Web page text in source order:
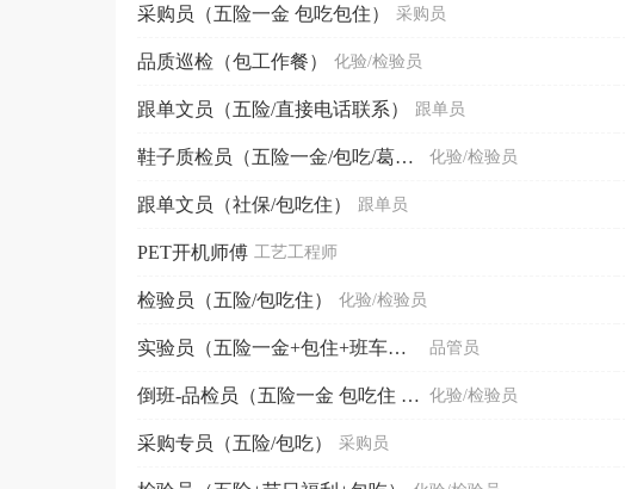
采购员（五险一金 包吃包住） 采购员
品质巡检（包工作餐） 化验/检验员
跟单文员（五险/直接电话联系） 跟单员
鞋子质检员（五险一金/包吃/葛店） 化验/检验员
跟单文员（社保/包吃住） 跟单员
PET开机师傅 工艺工程师
检验员（五险/包吃住） 化验/检验员
实验员（五险一金+包住+班车接送） 品管员
倒班-品检员（五险一金 包吃住 班车接送） 化验/检验员
采购专员（五险/包吃） 采购员